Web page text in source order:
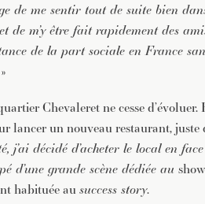
de me sentir tout de suite bien
de m’y être fait rapidement des
de la part sociale en France
»
Chevaleret ne cesse
lancer un nouveau restaurant, juste
j’ai décidé d’acheter le local en
d’une grande scène dédiée au
habituée ausuccess story.